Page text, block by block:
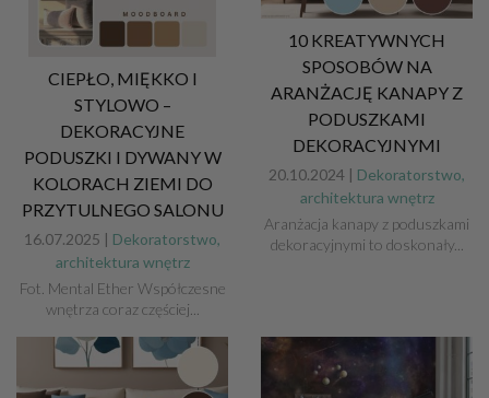
CIEPŁO, MIĘKKO I
STYLOWO –
DEKORACYJNE
PODUSZKI I DYWANY W
KOLORACH ZIEMI DO
PRZYTULNEGO SALONU
16.07.2025 | Dekoratorstwo,
architektura wnętrz
Fot. Mental Ether Współczesne
wnętrza coraz częściej...
10 KREATYWNYCH
SPOSOBÓW NA
ARANŻACJĘ KANAPY Z
PODUSZKAMI
DEKORACYJNYMI
20.10.2024 | Dekoratorstwo,
architektura wnętrz
Aranżacja kanapy z poduszkami
dekoracyjnymi to doskonały...